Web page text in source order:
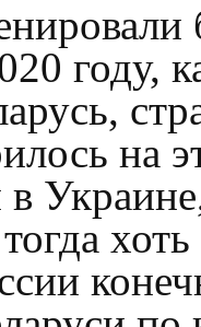
году,
на
в